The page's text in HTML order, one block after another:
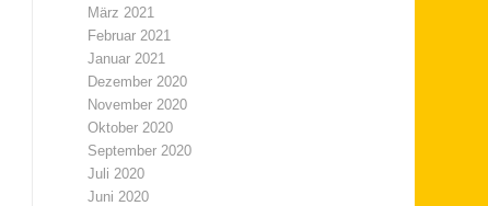
März 2021
Februar 2021
Januar 2021
Dezember 2020
November 2020
Oktober 2020
September 2020
Juli 2020
Juni 2020